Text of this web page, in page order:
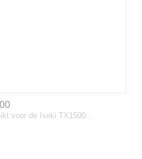
voor de Iseki TX1500…